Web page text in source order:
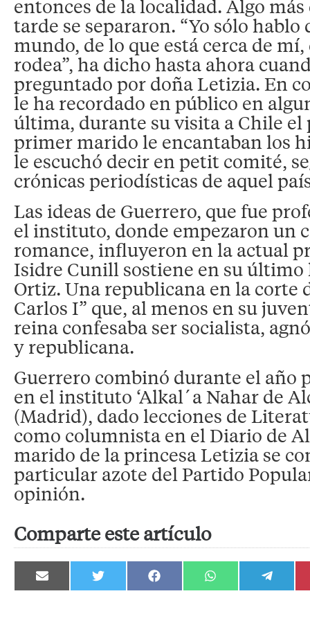
entonces de la localidad. Algo
tarde se separaron. “Yo sólo
mundo, de lo que está cerca de
rodea”, ha dicho hasta ahora
preguntado por doña Letizia. En
le ha recordado en público en
última, durante su visita a Chile el
primer marido le encantaban los
le escuchó decir en petit comité,
crónicas periodísticas de aquel
Las ideas de Guerrero, que fue
el instituto, donde empezaron un
romance, influyeron en la actual
Isidre Cunill sostiene en su último
Ortiz. Una republicana en la corte
Carlos I” que, al menos en su
reina confesaba ser socialista,
y republicana.
Guerrero combinó durante el año
en el instituto ‘Alkal´a Nahar de
(Madrid), dado lecciones de
como columnista en el Diario de
marido de la princesa Letizia se
particular azote del Partido
opinión.
Comparte este artículo
Compartir
en
Compartir
en
Compartir
en
Compartir
en
Compartir
en